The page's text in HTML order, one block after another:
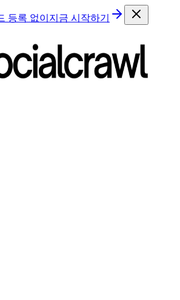
등록 없이 지금 시작하기